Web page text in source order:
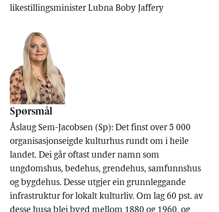
likestillingsminister Lubna Boby Jaffery
Spørsmål
Åslaug Sem-Jacobsen (Sp): Det finst over 5 000
organisasjonseigde kulturhus rundt om i heile
landet. Dei går oftast under namn som
ungdomshus, bedehus, grendehus, samfunnshus
og bygdehus. Desse utgjer ein grunnleggande
infrastruktur for lokalt kulturliv. Om lag 60 pst. av